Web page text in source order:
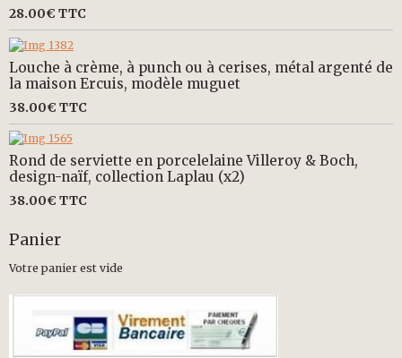
28.00€ TTC
Louche à crème, à punch ou à cerises, métal argenté de
la maison Ercuis, modèle muguet
38.00€ TTC
Rond de serviette en porcelelaine Villeroy & Boch,
design-naïf, collection Laplau (x2)
38.00€ TTC
Panier
Votre panier est vide